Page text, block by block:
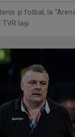
și fotbal, la
Iași.